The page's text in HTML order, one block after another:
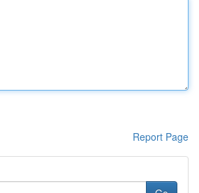
Report Page